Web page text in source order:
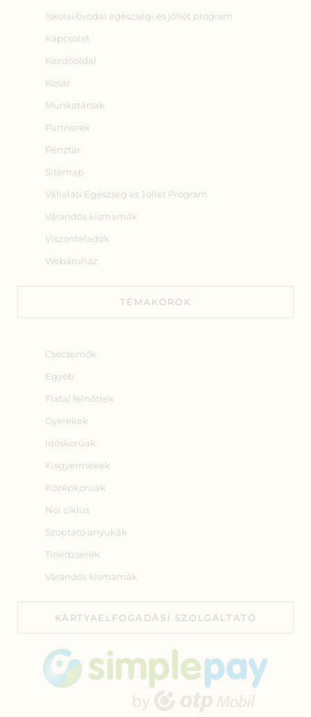
Iskolai/óvodai egészség‑ és jóllét program
Kapcsolat
Kezdőoldal
Kosár
Munkatársak
Partnerek
Pénztár
Sitemap
Vállalati Egészség és Jóllét Program
Várandós kismamák
Viszonteladók
Webáruház
TÉMAKÖRÖK
Csecsemők
Egyéb
Fiatal felnőttek
Gyerekek
Időskorúak
Kisgyermekek
Középkorúak
Női ciklus
Szoptató anyukák
Tinédzserek
Várandós kismamák
KÁRTYAELFOGADÁSI SZOLGÁLTATÓ